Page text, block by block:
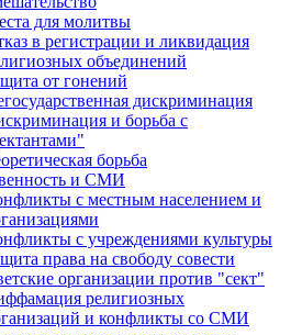
для молитвы
в регистрации и ликвидация
объединений
от гонений
дискриминация
и борьба с
борьба
и СМИ
с местным населением и
с учреждениями культуры
права на свободу совести
организации против "сект"
религиозных
и конфликты со СМИ